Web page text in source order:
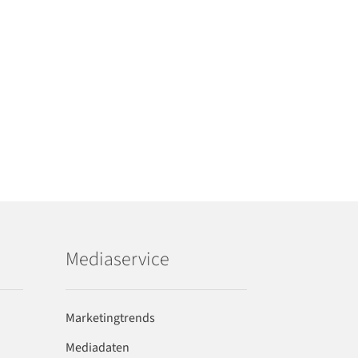
Mediaservice
Marketingtrends
Mediadaten